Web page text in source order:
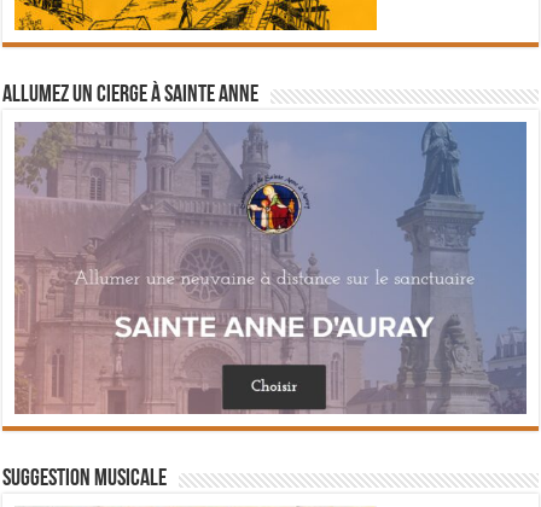
Allumez un cierge à Sainte Anne
Suggestion musicale